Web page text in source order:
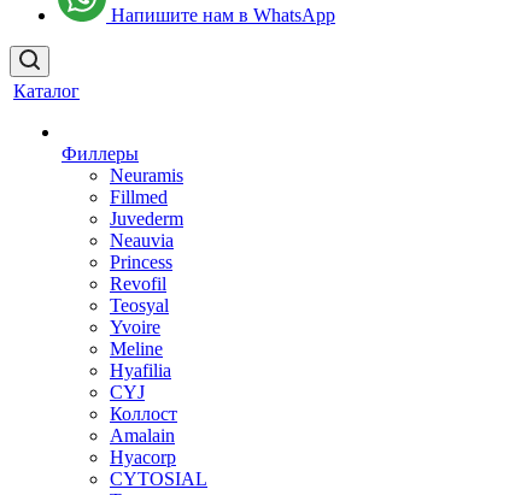
Напишите нам в WhatsApp
Каталог
Филлеры
Neuramis
Fillmed
Juvederm
Neauvia
Princess
Revofil
Teosyal
Yvoire
Meline
Hyafilia
CYJ
Коллост
Amalain
Hyacorp
CYTOSIAL